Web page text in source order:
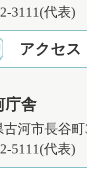
3111(代表)
アクセス
庁舎
古河市長谷
5111(代表)